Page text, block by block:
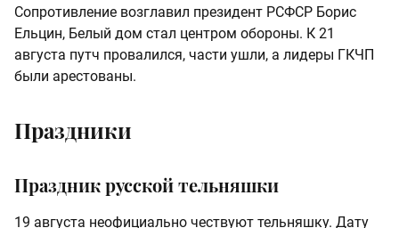
Сопротивление возглавил президент РСФСР Борис
Ельцин, Белый дом стал центром обороны. К 21
августа путч провалился, части ушли, а лидеры ГКЧП
были арестованы.
Праздники
Праздник русской тельняшки
19 августа неофициально чествуют тельняшку. Дату